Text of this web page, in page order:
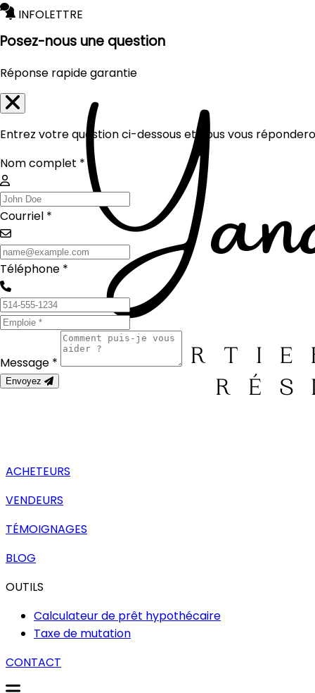
INFOLETTRE
ACHETEURS
VENDEURS
TÉMOIGNAGES
BLOG
OUTILS
Calculateur de prêt hypothécaire
Taxe de mutation
CONTACT
Posez-nous une question
Réponse rapide garantie
Entrez votre question ci-dessous et nous vous
Nom complet *
Courriel *
Téléphone *
Message *
Envoyez